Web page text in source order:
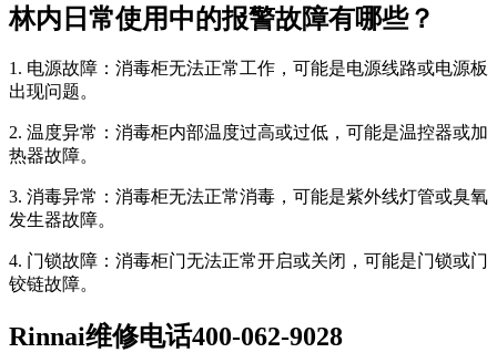
林内日常使用中的报警故障有哪些？
1. 电源故障：消毒柜无法正常工作，可能是电源线路或电源板
出现问题。
2. 温度异常：消毒柜内部温度过高或过低，可能是温控器或加
热器故障。
3. 消毒异常：消毒柜无法正常消毒，可能是紫外线灯管或臭氧
发生器故障。
4. 门锁故障：消毒柜门无法正常开启或关闭，可能是门锁或门
铰链故障。
Rinnai维修电话400-062-9028